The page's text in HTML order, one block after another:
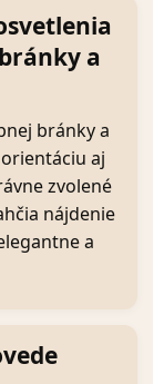
a
bránky a
aj
zvolené
nájdenie
a